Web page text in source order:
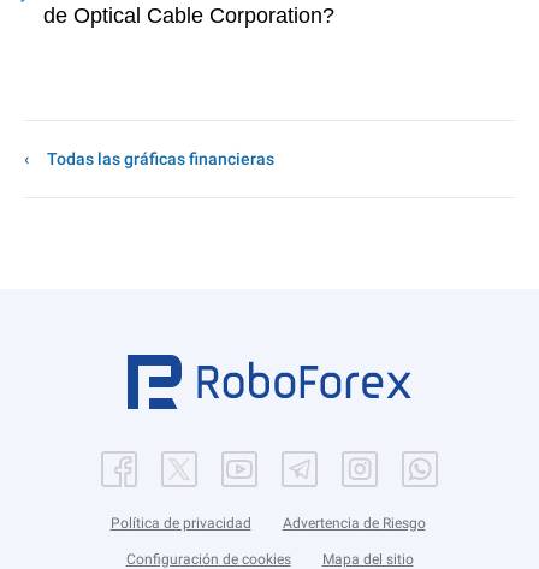
de Optical Cable Corporation?
Todas las gráficas financieras
Política de privacidad Advertencia de Riesgo
Configuración de cookies Mapa del sitio